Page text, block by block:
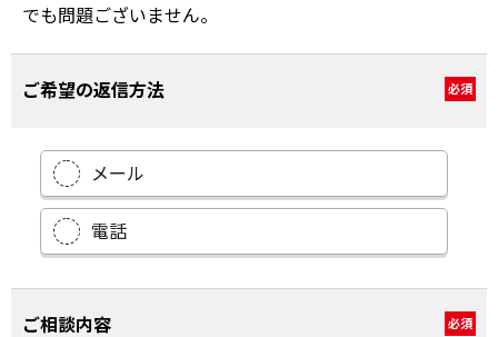
でも問題ございません。
ご希望の返信方法 必須
メール
電話
ご相談内容 必須